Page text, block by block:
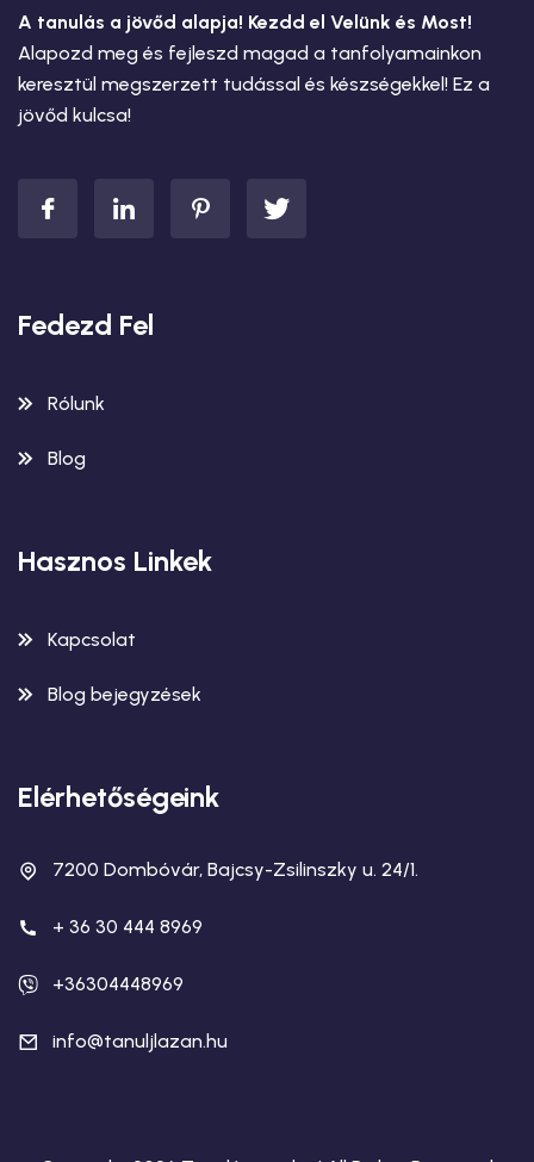
A tanulás a jövőd alapja! Kezdd el Velünk és Most!
Alapozd meg és fejleszd magad a tanfolyamainkon
keresztül megszerzett tudással és készségekkel! Ez a
jövőd kulcsa!
Fedezd Fel
Rólunk
Blog
Hasznos Linkek
Kapcsolat
Blog bejegyzések
Elérhetőségeink
7200 Dombóvár, Bajcsy-Zsilinszky u. 24/1.
+ 36 30 444 8969
+36304448969
info@tanuljlazan.hu